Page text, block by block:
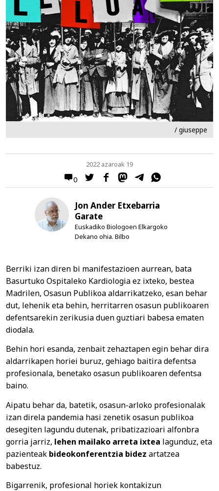
/ giuseppe
0
2022 azaroak 19
Jon Ander Etxebarria
Garate
Euskadiko Biologoen Elkargoko
Dekano ohia. Bilbo
Berriki izan diren bi manifestazioen aurrean, bata
Basurtuko Ospitaleko Kardiologia ez ixteko, bestea
Madrilen, Osasun Publikoa aldarrikatzeko, esan behar
dut, lehenik eta behin, herritarren osasun publikoaren
defentsarekin zerikusia duen guztiari babesa ematen
diodala.
Behin hori esanda, zenbait zehaztapen egin behar dira
aldarrikapen horiei buruz, gehiago baitira defentsa
profesionala, benetako osasun publikoaren defentsa
baino.
Aipatu behar da, batetik, osasun-arloko profesionalak
izan direla pandemia hasi zenetik osasun publikoa
desegiten lagundu dutenak, pribatizazioari alfonbra
gorria jarriz, lehen mailako arreta ixtea lagunduz, eta
pazienteak bideokonferentzia bidez artatzea
babestuz.
Bigarrenik, profesional horiek kontakizun